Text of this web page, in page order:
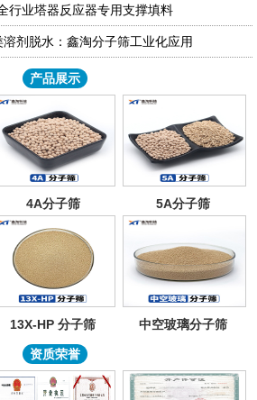
行业塔器反应器专用支撑填料
剂脱水：鑫淘分子筛工业化应用
产品展示
4A分子筛 5A分子筛
13X-HP 分子筛 中空玻璃分子筛
资质荣誉